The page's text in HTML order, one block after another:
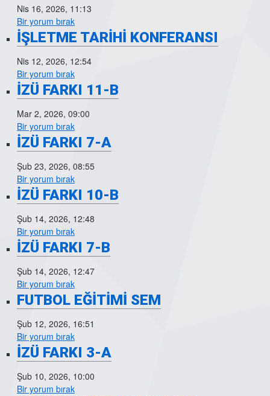
Nis 16, 2026, 11:13
Bir yorum bırak
İŞLETME TARİHİ KONFERANSI
Nis 12, 2026, 12:54
Bir yorum bırak
İZÜ FARKI 11-B
Mar 2, 2026, 09:00
Bir yorum bırak
İZÜ FARKI 7-A
Şub 23, 2026, 08:55
Bir yorum bırak
İZÜ FARKI 10-B
Şub 14, 2026, 12:48
Bir yorum bırak
İZÜ FARKI 7-B
Şub 14, 2026, 12:47
Bir yorum bırak
FUTBOL EĞİTİMİ SEM
Şub 12, 2026, 16:51
Bir yorum bırak
İZÜ FARKI 3-A
Şub 10, 2026, 10:00
Bir yorum bırak